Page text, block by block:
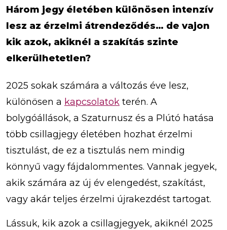
Három jegy életében különösen intenzív
lesz az érzelmi átrendeződés… de vajon
kik azok, akiknél a szakítás szinte
elkerülhetetlen?
2025 sokak számára a változás éve lesz,
különösen a kapcsolatok terén. A
bolygóállások, a Szaturnusz és a Plútó hatása
több csillagjegy életében hozhat érzelmi
tisztulást, de ez a tisztulás nem mindig
könnyű vagy fájdalommentes. Vannak jegyek,
akik számára az új év elengedést, szakítást,
vagy akár teljes érzelmi újrakezdést tartogat.
Lássuk, kik azok a csillagjegyek, akiknél 2025